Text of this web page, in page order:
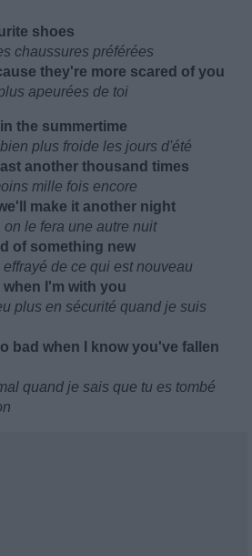
shoes
chaussures préférées
they're more scared of you
apeurées de toi
the summertime
plus froide les jours d'été
another thousand times
mille fois encore
make it another night
le fera une autre nuit
of something new
de ce qui est nouveau
when I'm with you
plus en sécurité quand je suis
bad when I know you've fallen
quand je sais que tu es tombé